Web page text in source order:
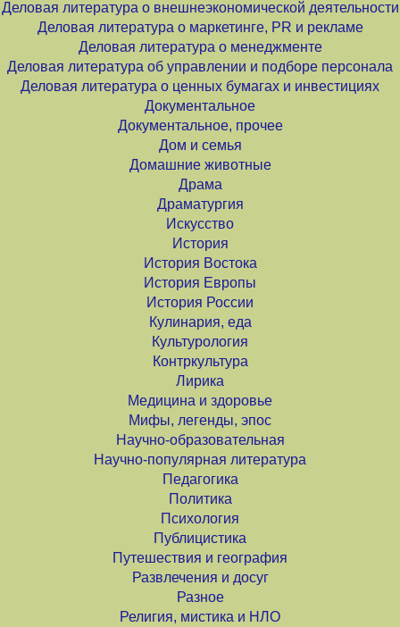
Деловая литература о внешнеэкономической деятельности
Деловая литература о маркетинге, PR и рекламе
Деловая литература о менеджменте
Деловая литература об управлении и подборе персонала
Деловая литература о ценных бумагах и инвестициях
Документальное
Документальное, прочее
Дом и семья
Домашние животные
Драма
Драматургия
Искусство
История
История Востока
История Европы
История России
Кулинария, еда
Культурология
Контркультура
Лирика
Медицина и здоровье
Мифы, легенды, эпос
Научно-образовательная
Научно-популярная литература
Педагогика
Политика
Психология
Публицистика
Путешествия и география
Развлечения и досуг
Разное
Религия, мистика и НЛО